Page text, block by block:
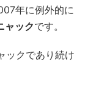
年に例外的に
ャックです。
ックであり続け